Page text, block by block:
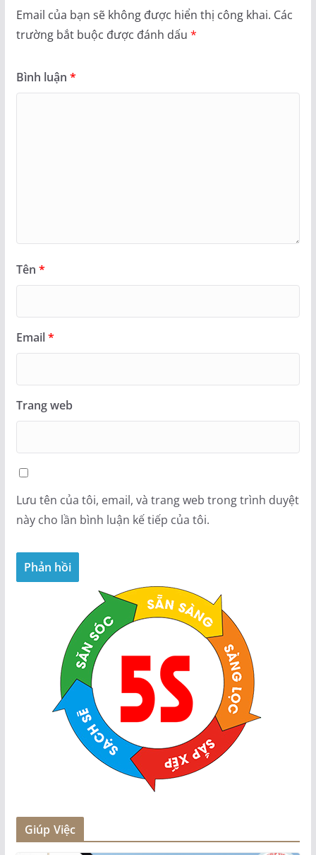
Email của bạn sẽ không được hiển thị công khai. Các
trường bắt buộc được đánh dấu *
Bình luận *
Tên *
Email*
Trang web
Lưu tên của tôi, email, và trang web trong trình duyệt
này cho lần bình luận kế tiếp của tôi.
Giúp Việc